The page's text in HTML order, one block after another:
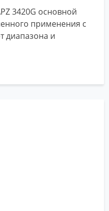
3420G основной
применения с
диапазона и